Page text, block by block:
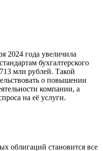
2024 года увеличила
бухгалтерского
млн рублей. Такой
о повышении
компании, а
на её услуги.
облигаций становится все